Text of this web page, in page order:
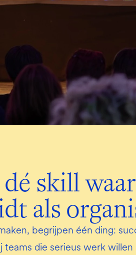
skill
als
begrijpen één ding:
die serieus werk